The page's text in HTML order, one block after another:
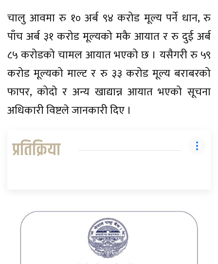
चालु आवमा रु १० अर्ब ९४ करोड मूल्य पर्ने धान, रु
पाँच अर्ब ३१ करोड मूल्यको मकै आयात र रु दुई अर्ब
८५ करोडको चामल आयात भएको छ । यसैगरी रु ५९
करोड मूल्यको माल्ट र रु ३३ करोड मूल्य बराबरको
फापर, कोदो र अन्य खाद्यान्न आयात भएको सूचना
अधिकारी विष्टले जानकारी दिए ।
प्रतिक्रिया